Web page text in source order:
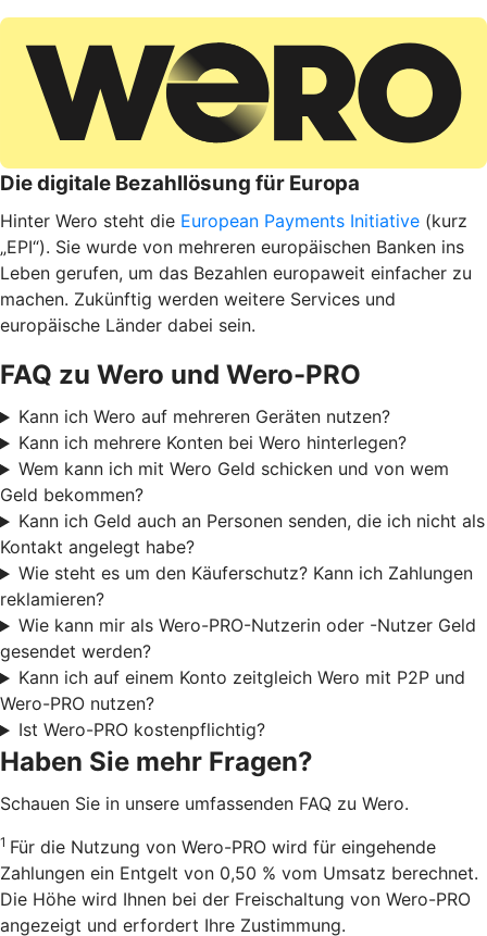
Die digitale Bezahllösung für Europa
Hinter Wero steht die European Payments Initiative (kurz
„EPI“). Sie wurde von mehreren europäischen Banken ins
Leben gerufen, um das Bezahlen europaweit einfacher zu
machen. Zukünftig werden weitere Services und
europäische Länder dabei sein.
FAQ zu Wero und Wero-PRO
Kann ich Wero auf mehreren Geräten nutzen?
Kann ich mehrere Konten bei Wero hinterlegen?
Wem kann ich mit Wero Geld schicken und von wem
Geld bekommen?
Kann ich Geld auch an Personen senden, die ich nicht als
Kontakt angelegt habe?
Wie steht es um den Käuferschutz? Kann ich Zahlungen
reklamieren?
Wie kann mir als Wero-PRO-Nutzerin oder -Nutzer Geld
gesendet werden?
Kann ich auf einem Konto zeitgleich Wero mit P2P und
Wero-PRO nutzen?
Ist Wero-PRO kostenpflichtig?
Haben Sie mehr Fragen?
Schauen Sie in unsere umfassenden FAQ zu Wero.
1 Für die Nutzung von Wero-PRO wird für eingehende
Zahlungen ein Entgelt von 0,50 % vom Umsatz berechnet.
Die Höhe wird Ihnen bei der Freischaltung von Wero-PRO
angezeigt und erfordert Ihre Zustimmung.